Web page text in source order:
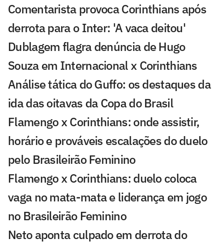
Comentarista provoca Corinthians após
derrota para o Inter: 'A vaca deitou'
Dublagem flagra denúncia de Hugo
Souza em Internacional x Corinthians
Análise tática do Guffo: os destaques da
ida das oitavas da Copa do Brasil
Flamengo x Corinthians: onde assistir,
horário e prováveis escalações do duelo
pelo Brasileirão Feminino
Flamengo x Corinthians: duelo coloca
vaga no mata-mata e liderança em jogo
no Brasileirão Feminino
Neto aponta culpado em derrota do